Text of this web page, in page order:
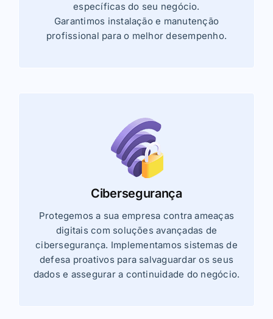
específicas do seu negócio.
Garantimos instalação e manutenção
profissional para o melhor desempenho.
Cibersegurança
Protegemos a sua empresa contra ameaças
digitais com soluções avançadas de
cibersegurança. Implementamos sistemas de
defesa proativos para salvaguardar os seus
dados e assegurar a continuidade do negócio.